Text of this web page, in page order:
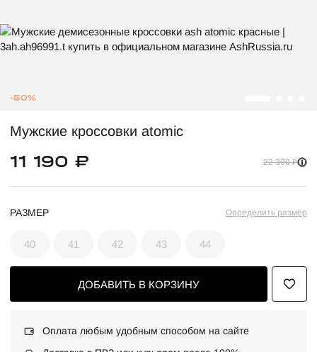
-50%
Мужские кроссовки atomic
11 190 ₽ 22 390 ₽
РАЗМЕР Определить размер
40 41 42 43 44
ДОБАВИТЬ В КОРЗИНУ
Оплата любым удобным способом на сайте